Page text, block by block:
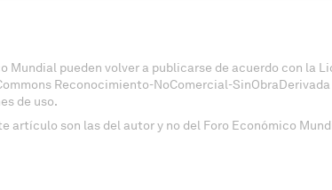
Mundial pueden volver a publicarse de acuerdo con la
Reconocimiento-NoComercial-SinObraDerivada
de uso.
artículo son las del autor y no del Foro Económico